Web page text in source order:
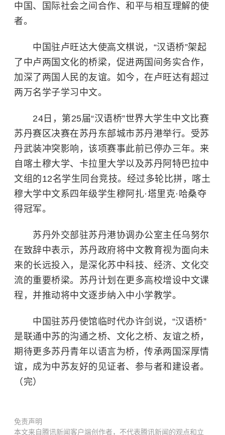
中国、国际社会之间合作、和平与相互理解的使
者。
中国驻卢旺达大使高文棋说，“汉语桥”架起
了中卢两国文化的桥梁，促进两国间务实合作，
加深了两国人民的友谊。如今，在卢旺达有超过
两万名学子学习中文。
24日，第25届“汉语桥”世界大学生中文比赛
苏丹赛区决赛在苏丹东部城市苏丹港举行。受苏
丹武装冲突影响，该项赛事此前已停办三年。来
自喀土穆大学、卡拉里大学以及苏丹阿特巴拉中
文组的12名学生同台竞技。经过多轮比拼，喀土
穆大学中文系四年级学生穆阿扎·塔里克·哈桑夺
得冠军。
苏丹外交部驻苏丹港协调办公室主任乌努尔
在致辞中表示，苏丹政府将中文教育视为面向未
来的长远投入，是深化苏中科技、经济、文化交
流的重要桥梁。苏丹计划在更多高校增设中文课
程，并推动将中文逐步纳入中小学教学。
中国驻苏丹使馆临时代办许剑说，“汉语桥”
是联通中苏的沟通之桥、文化之桥、友谊之桥，
期待更多苏丹青年以语言为桥，传承两国深厚情
谊，成为中苏友好的见证者、参与者和建设者。
（完）
免责声明
本文来自腾讯新闻客户端创作者，不代表腾讯新闻的观点和立